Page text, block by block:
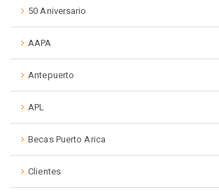
50 Aniversario
AAPA
Antepuerto
APL
Becas Puerto Arica
Clientes